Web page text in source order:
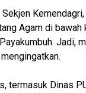
Agam di bawah
Jadi,
termasuk Dinas